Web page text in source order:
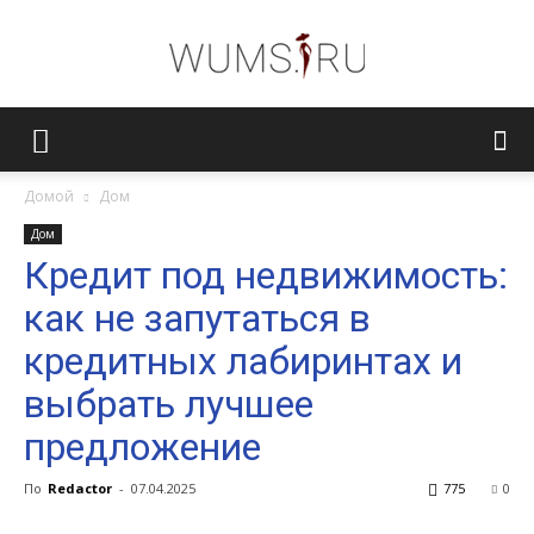
WUMENS.SU
Домой Дом
Дом
Кредит под недвижимость:
как не запутаться в
кредитных лабиринтах и
выбрать лучшее
предложение
По Redactor - 07.04.2025 0
775